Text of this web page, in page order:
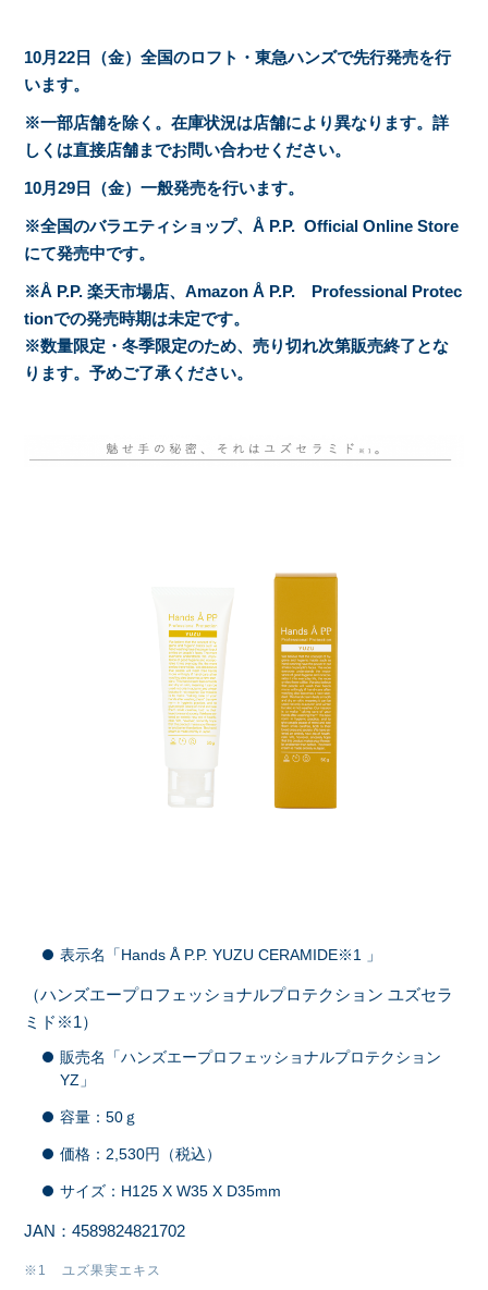
10月22 日（金）全国のロフト・東急ハンズで先行発売を行
います。
※一部店舗を除く。在庫状況は店舗により異なります。詳
しくは直接店舗までお問い合わせください。
10月29 日（金）一般発売を行います。
※全国のバラエティショップ、Å P.P. Official Online Store
にて発売中です。
※Å P.P.楽天市場店、Amazon Å P.P.
Professional Protec
tionでの発売時期は未定です。
※数量限定・冬季限定のため、売り切れ次第販売終了とな
ります。予めご了承ください。
表示名「Hands Å P.P. YUZU CERAMIDE※1 」
（ハンズエープロフェッショナルプロテクション ユズセラ
ミド※1）
販売名「ハンズエープロフェッショナルプロテクション
YZ」
容量：50ｇ
価格：2,530円（税込）
サイズ：H125 X W35 X D35mm
JAN：4589824821702
※1 ユズ果実エキス